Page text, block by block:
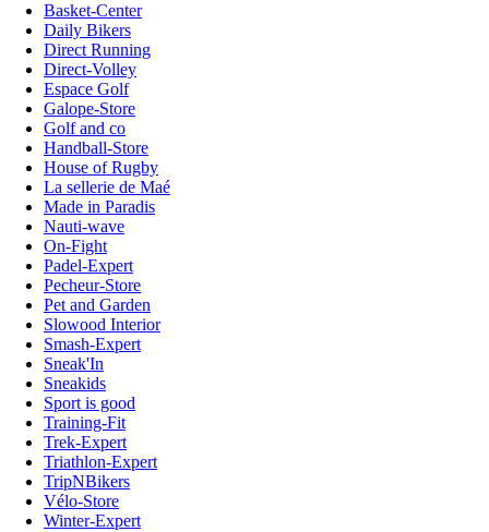
Basket-Center
Daily Bikers
Direct Running
Direct-Volley
Espace Golf
Galope-Store
Golf and co
Handball-Store
House of Rugby
La sellerie de Maé
Made in Paradis
Nauti-wave
On-Fight
Padel-Expert
Pecheur-Store
Pet and Garden
Slowood Interior
Smash-Expert
Sneak'In
Sneakids
Sport is good
Training-Fit
Trek-Expert
Triathlon-Expert
TripNBikers
Vélo-Store
Winter-Expert